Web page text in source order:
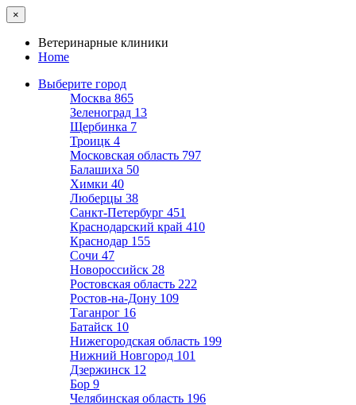
×
Ветеринарные клиники
Home
Выберите город
Москва 865
Зеленоград 13
Щербинка 7
Троицк 4
Московская область 797
Балашиха 50
Химки 40
Люберцы 38
Санкт-Петербург 451
Краснодарский край 410
Краснодар 155
Сочи 47
Новороссийск 28
Ростовская область 222
Ростов-на-Дону 109
Таганрог 16
Батайск 10
Нижегородская область 199
Нижний Новгород 101
Дзержинск 12
Бор 9
Челябинская область 196